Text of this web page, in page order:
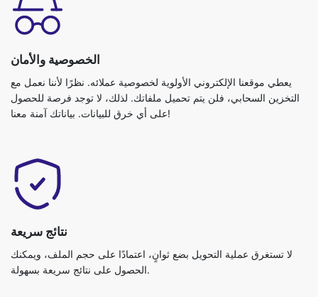
الخصوصية والأمان
يعطي موقعنا الإلكتروني الأولوية لخصوصية عملائه. نظرًا لأننا نعمل مع
التخزين السحابي، فلن يتم تحميل ملفاتك. لذلك، لا توجد فرصة للحصول
على أي خرق للبيانات. بياناتك آمنة معنا!
نتائج سريعة
لا تستغرق عملية التحويل بضع ثوانٍ، اعتمادًا على حجم الملف، ويمكنك
الحصول على نتائج سريعة بسهولة.